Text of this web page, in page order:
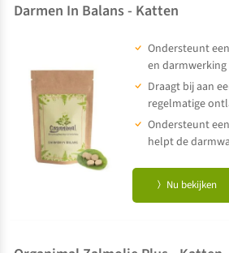
Darmen In Balans - Katten
Ondersteunt
en darmwerking
Draagt bij aan
regelmatige
Ondersteunt
helpt de
Nu bekijken